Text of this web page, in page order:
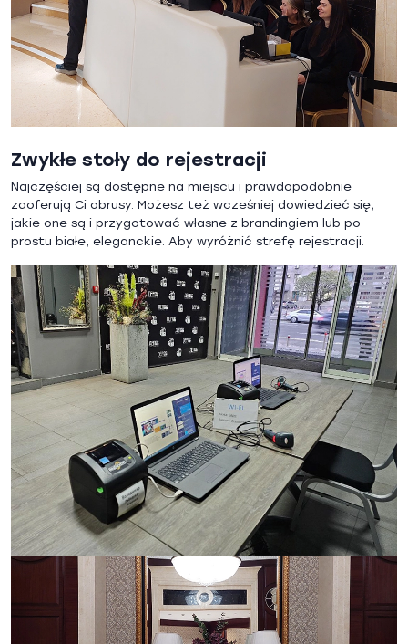
Zwykłe stoły do rejestracji
Najczęściej są dostępne na miejscu i prawdopodobnie
zaoferują Ci obrusy. Możesz też wcześniej dowiedzieć się,
jakie one są i przygotować własne z brandingiem lub po
prostu białe, eleganckie. Aby wyróżnić strefę rejestracji.